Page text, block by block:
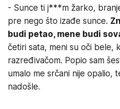
- Sunce ti j***m žarko,
pre nego što izađe sunce.
budi petao, mene budi
četiri sata, meni su oči bele,
razređivačom. Popio sam
umalo me srčani nije opalio,
nadošle.